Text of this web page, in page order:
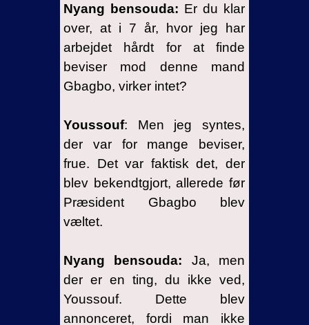
Nyang bensouda: Er du klar
over, at i 7 år, hvor jeg har
arbejdet hårdt for at finde
beviser mod denne mand
Gbagbo, virker intet?
Youssouf: Men jeg syntes,
der var for mange beviser,
frue. Det var faktisk det, der
blev bekendtgjort, allerede før
Præsident Gbagbo blev
væltet.
Nyang bensouda: Ja, men
der er en ting, du ikke ved,
Youssouf. Dette blev
annonceret, fordi man ikke